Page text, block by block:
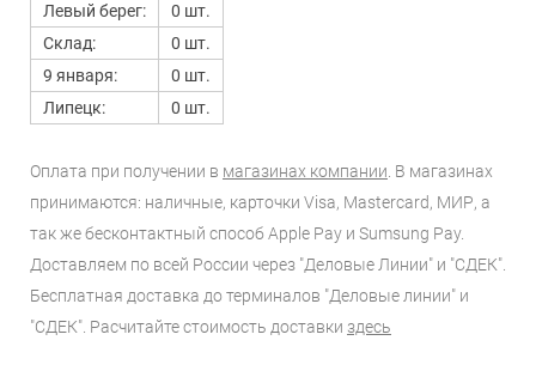
Левый берег:
0 шт.
Склад:
0 шт.
9 января:
0 шт.
Липецк:
0 шт.
Оплата при получении в магазинах компании . В магазинах
принимаются: наличные, карточки Visa, Mastercard, МИР, а
так же бесконтактный способ Apple Pay и Sumsung Pay.
Доставляем по всей России через "Деловые Линии" и "СДЕК".
Бесплатная доставка до терминалов "Деловые линии" и
"СДЕК". Расчитайте стоимость доставки здесь